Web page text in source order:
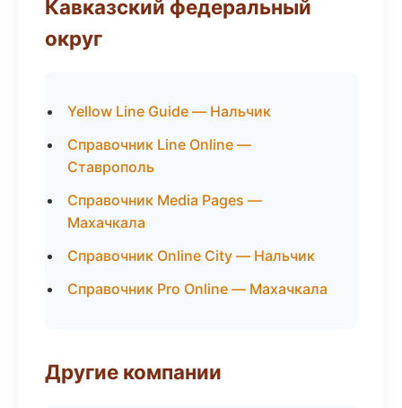
Кавказский федеральный
округ
Yellow Line Guide — Нальчик
Справочник Line Online —
Ставрополь
Справочник Media Pages —
Махачкала
Справочник Online City — Нальчик
Справочник Pro Online — Махачкала
Другие компании